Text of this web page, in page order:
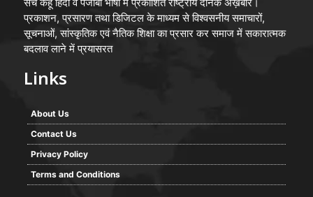
सच कहूँ हिंदी व पंजाबी भाषा मे प्रकाशित राष्ट्रीय दैनिक अख़बार।
प्रकाशन, प्रसारण तथा डिजिटल के माध्यम से विश्वसनीय समाचारों,
सूचनाओं, सांस्कृतिक एवं नैतिक शिक्षा का प्रसार कर समाज में सकारात्मक
बदलाव लाने में प्रयासरत
Links
About Us
Contact Us
Privacy Policy
Terms and Conditions